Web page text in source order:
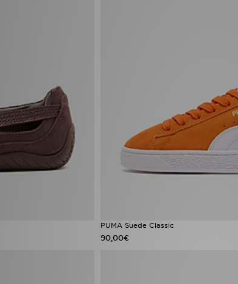
PUMA Suede Classic
90,00€